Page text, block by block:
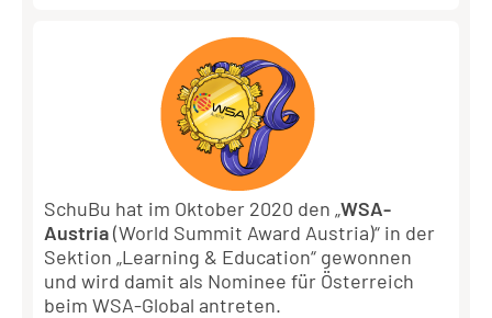
SchuBu hat im Oktober 2020 den „WSA-
Austria(World Summit Award Austria)“ in der
Sektion „Learning & Education“ gewonnen
und wird damit als Nominee für Österreich
beim WSA-Global antreten.